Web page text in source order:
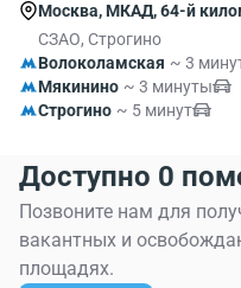
Москва, МКАД, 64-й
СЗАО, Строгино
Волоколамская ~ 3
Мякинино ~ 3 минуты
Строгино ~ 5 минут
Доступно 0
Позвоните нам для
вакантных и
площадях.